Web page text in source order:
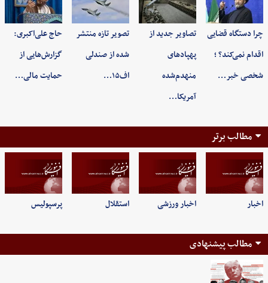
چرا دستگاه قضایی
اقدام نمی‌کند؟ ؛
شخصی خبر…
تصاویر جدید از
پهپادهای
منهدم‌شده
آمریکا…
تصویر تازه منتشر
شده از صندلی
اف۱۵…
حاج علی‌اکبری:
گزارش‌هایی از
حمایت مالی…
مطالب برتر
اخبار اخبار ورزشی استقلال پرسپولیس
مطالب پیشنهادی